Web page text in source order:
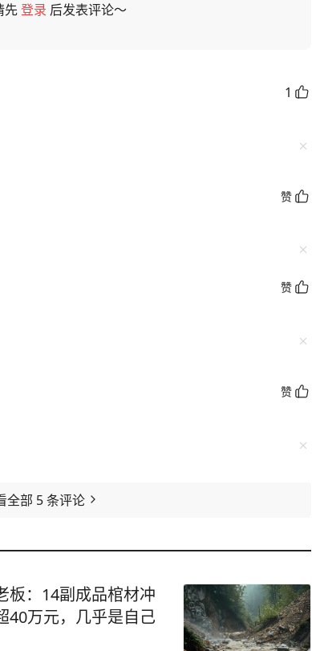
先登录 后发表评论～
1
赞
赞
赞
全部 5条评论
板：14副成品棺材冲
40万元，几乎是自己